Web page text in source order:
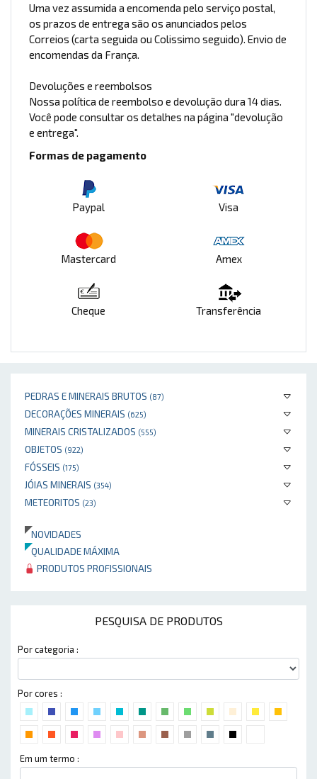
PEDRAS E MINERAIS BRUTOS (87)
DECORAÇÕES MINERAIS (625)
MINERAIS CRISTALIZADOS (555)
OBJETOS (922)
FÓSSEIS (175)
JÓIAS MINERAIS (354)
METEORITOS (23)
NOVIDADES
QUALIDADE MÁXIMA
PRODUTOS PROFISSIONAIS
PESQUISA DE PRODUTOS
Por categoria :
Por cores :
Em um termo :
Uma vez assumida a encomenda pelo serviço postal,
os prazos de entrega são os anunciados pelos
Correios (carta seguida ou Colissimo seguido). Envio de
encomendas da França.
Devoluções e reembolsos
Nossa política de reembolso e devolução dura 14 dias.
Você pode consultar os detalhes na página "devolução
e entrega".
Formas de pagamento
Paypal Visa
Mastercard Amex
Cheque Transferência